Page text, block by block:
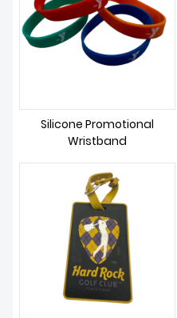
MAKIPAG-UGNAYAN SA AMIN
KATALOGO NG PRODUKTO
BALITA
Silicone Promotional
Wristband